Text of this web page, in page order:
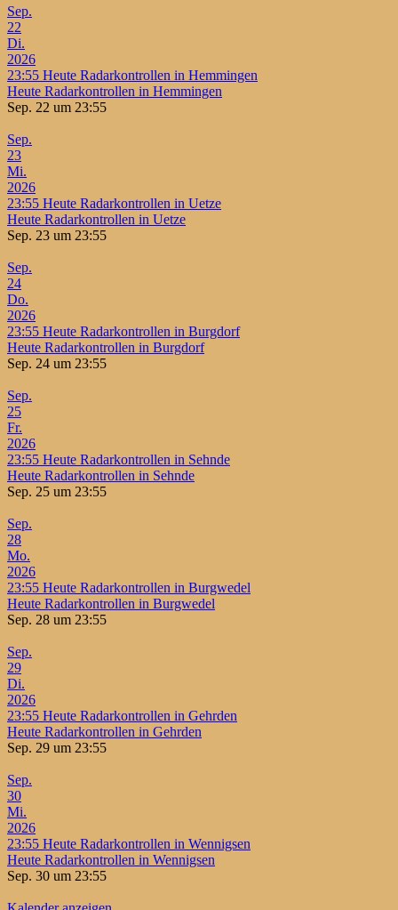
Sep.
22
Di.
2026
23:55 Heute Radarkontrollen in Hemmingen
Heute Radarkontrollen in Hemmingen
Sep. 22 um 23:55
Sep.
23
Mi.
2026
23:55 Heute Radarkontrollen in Uetze
Heute Radarkontrollen in Uetze
Sep. 23 um 23:55
Sep.
24
Do.
2026
23:55 Heute Radarkontrollen in Burgdorf
Heute Radarkontrollen in Burgdorf
Sep. 24 um 23:55
Sep.
25
Fr.
2026
23:55 Heute Radarkontrollen in Sehnde
Heute Radarkontrollen in Sehnde
Sep. 25 um 23:55
Sep.
28
Mo.
2026
23:55 Heute Radarkontrollen in Burgwedel
Heute Radarkontrollen in Burgwedel
Sep. 28 um 23:55
Sep.
29
Di.
2026
23:55 Heute Radarkontrollen in Gehrden
Heute Radarkontrollen in Gehrden
Sep. 29 um 23:55
Sep.
30
Mi.
2026
23:55 Heute Radarkontrollen in Wennigsen
Heute Radarkontrollen in Wennigsen
Sep. 30 um 23:55